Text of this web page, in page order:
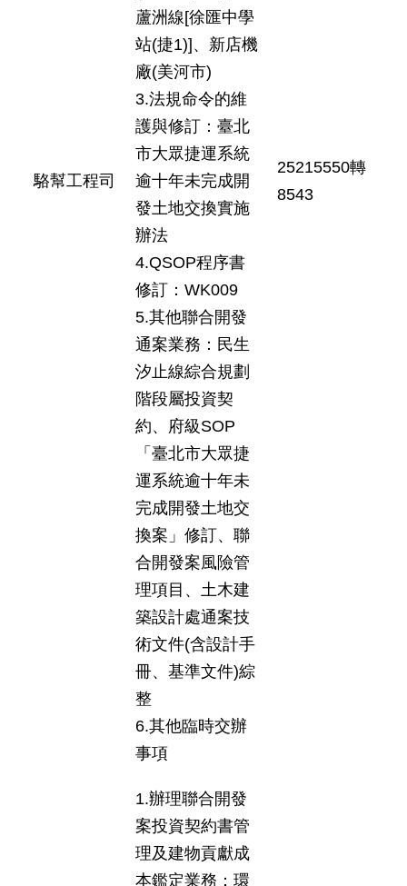
駱幫工程司
蘆洲線[徐匯中學
站(捷1)]、新店機
廠(美河市)
3.法規命令的維
護與修訂：臺北
市大眾捷運系統
逾十年未完成開
發土地交換實施
辦法
4.QSOP程序書
修訂：WK009
5.其他聯合開發
通案業務：民生
汐止線綜合規劃
階段屬投資契
約、府級SOP
「臺北市大眾捷
運系統逾十年未
完成開發土地交
換案」修訂、聯
合開發案風險管
理項目、土木建
築設計處通案技
術文件(含設計手
冊、基準文件)綜
整
6.其他臨時交辦
事項
25215550轉
8543
1.辦理聯合開發
案投資契約書管
理及建物貢獻成
本鑑定業務：環